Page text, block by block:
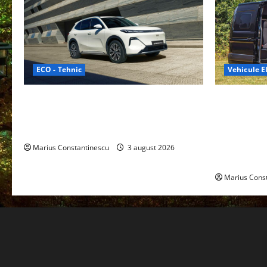
ECO - Tehnic
Marius Constantinescu 3 august 2026
Vehicule
Marius